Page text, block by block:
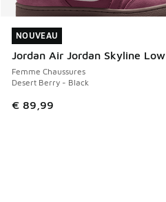
NOUVEAU
Jordan Air Jordan Skyline Low
Femme Chaussures
Desert Berry - Black
€ 89,99
NOUVEAU